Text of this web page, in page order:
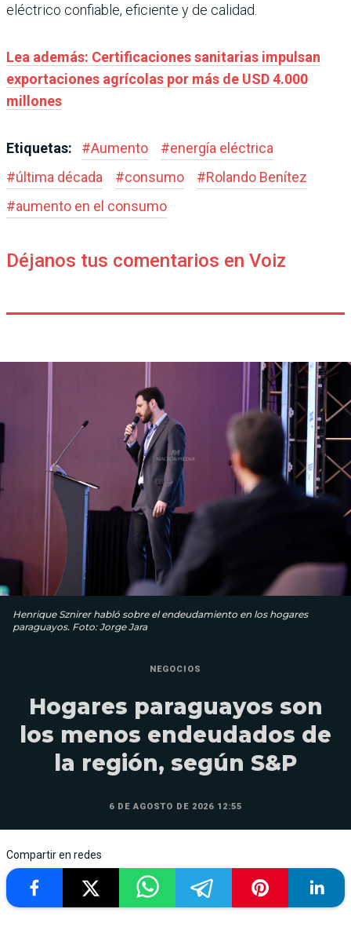
eléctrico confiable, eficiente y de calidad.
Lea además: Certificaciones sanitarias impulsan
exportaciones agrícolas por más de USD 4.000
millones
Etiquetas: #Aumento #energía eléctrica
#última década #consumo #Rolando Benítez
#aumento en el consumo
Déjanos tus comentarios en Voiz
Henrique Sznirer habló sobre el endeudamiento en los hogares
paraguayos. Foto: Jorge Jara
NEGOCIOS
Hogares paraguayos son
los menos endeudados de
la región, según S&P
6 DE AGOSTO DE 2026 12:55
Compartir en redes